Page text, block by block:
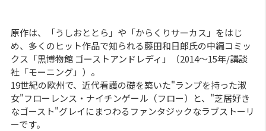
原作は、「うしおととら」や「からくりサーカス」をはじ
め、多くのヒット作品で知られる藤田和日郎氏の中編コミッ
クス「黒博物館 ゴーストアンドレディ」（2014～15年/講談
社「モーニング」）。
19世紀の欧州で、近代看護の礎を築いた"ランプを持った淑
女"フローレンス・ナイチンゲール（フロー）と、"芝居好き
なゴースト"グレイにまつわるファンタジックなラブストーリ
ーです。